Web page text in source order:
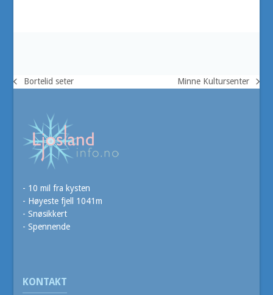
previous
Bortelid seter
next
Minne Kultursenter
- 10 mil fra kysten
- Høyeste fjell 1041m
- Snøsikkert
- Spennende
KONTAKT